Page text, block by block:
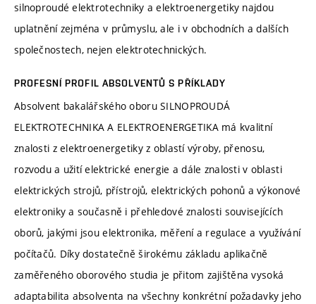
silnoproudé elektrotechniky a elektroenergetiky najdou
uplatnění zejména v průmyslu, ale i v obchodních a dalších
společnostech, nejen elektrotechnických.
PROFESNÍ PROFIL ABSOLVENTŮ S PŘÍKLADY
Absolvent bakalářského oboru SILNOPROUDÁ
ELEKTROTECHNIKA A ELEKTROENERGETIKA má kvalitní
znalosti z elektroenergetiky z oblastí výroby, přenosu,
rozvodu a užití elektrické energie a dále znalosti v oblasti
elektrických strojů, přístrojů, elektrických pohonů a výkonové
elektroniky a současně i přehledové znalosti souvisejících
oborů, jakými jsou elektronika, měření a regulace a využívání
počítačů. Díky dostatečně širokému základu aplikačně
zaměřeného oborového studia je přitom zajištěna vysoká
adaptabilita absolventa na všechny konkrétní požadavky jeho